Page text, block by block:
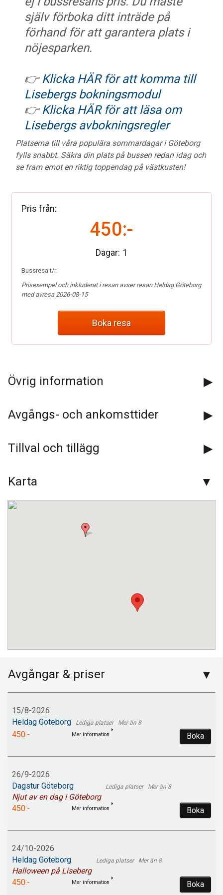
själv förboka ditt inträde på
förhand för att garantera plats i
nöjesparken.
👉 Klicka HÄR för att komma till
Lisebergs bokningsmodul
👉 Klicka HÄR för att läsa om
Lisebergs avbokningsregler
Platserna till våra populära sommardagar i Göteborg
fylls snabbt. Säkra din plats på bussen redan idag och
se fram emot en riktig toppendag på västkusten!
Pris från:
450:-
Dagar: 1
Bussresa t/r.
Prisexempel och inkluderat i resan avser resan Heldag Göteborg
med avresa 2026-08-15
Boka resa
E-post: info@blaklintsbuss.se
Facebook:
Övrig information
Avgångs- och ankomsttider
Tillval och tillägg
Karta
Avgångar & priser
15/8-2026
Heldag Göteborg
Mer än 8
450:- Boka
Mer information
26/9-2026
Dagstur Göteborg
Njut av en dag i Göteborg
Mer än 8
450:- Boka
Mer information
24/10-2026
Heldag Göteborg
Halloween på Liseberg
Mer än 8
450:- Boka
Mer information